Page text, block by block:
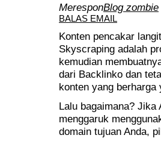
MeresponBlog zombie
BALAS EMAIL
Konten pencakar langit
Skyscraping adalah
kemudian
dari Backlinko dan
konten yang
Lalu bagaimana? Jika
menggaruk
domain tujuan Anda,